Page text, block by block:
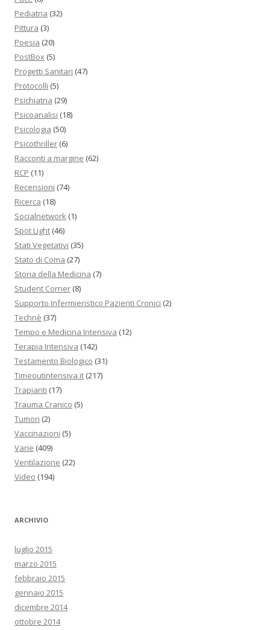
Pediatria (32)
Pittura (3)
Poesia (20)
PostBox (5)
Progetti Sanitari (47)
Protocolli (5)
Psichiatria (29)
Psicoanalisi (18)
Psicologia (50)
Psicothriller (6)
Racconti a margine (62)
RCP (11)
Recensioni (74)
Ricerca (18)
Socialnetwork (1)
Spot Light (46)
Stati Vegetativi (35)
Stato di Coma (27)
Storia della Medicina (7)
Student Corner (8)
Supporto Infermieristico Pazienti Cronici (2)
Technè (37)
Tempo e Medicina Intensiva (12)
Terapia Intensiva (142)
Testamento Biologico (31)
Timeoutintensiva.it (217)
Trapianti (17)
Trauma Cranico (5)
Tumori (2)
Vaccinazioni (5)
Varie (409)
Ventilazione (22)
Video (194)
ARCHIVIO
luglio 2015
marzo 2015
febbraio 2015
gennaio 2015
dicembre 2014
ottobre 2014